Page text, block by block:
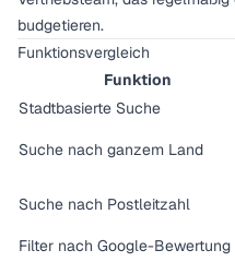
budgetieren.
Funktionsvergleich
Funktion
Stadtbasierte Suche
Suche nach ganzem Land
Suche nach Postleitzahl
Filter nach Google-Bewertung